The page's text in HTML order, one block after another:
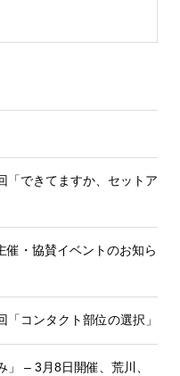
「できてますか、セットア
催・協賛イベントのお知ら
コンタクト部位の選択」
– 3月8日開催、荒川、